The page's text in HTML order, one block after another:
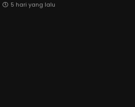
5 hari yang lalu